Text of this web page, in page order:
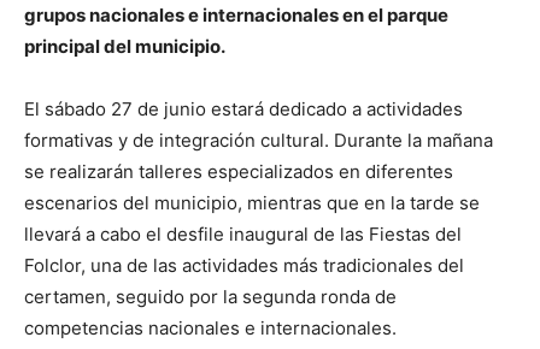
grupos nacionales e internacionales en el parque
principal del municipio.
El sábado 27 de junio estará dedicado a actividades
formativas y de integración cultural. Durante la mañana
se realizarán talleres especializados en diferentes
escenarios del municipio, mientras que en la tarde se
llevará a cabo el desfile inaugural de las Fiestas del
Folclor, una de las actividades más tradicionales del
certamen, seguido por la segunda ronda de
competencias nacionales e internacionales.